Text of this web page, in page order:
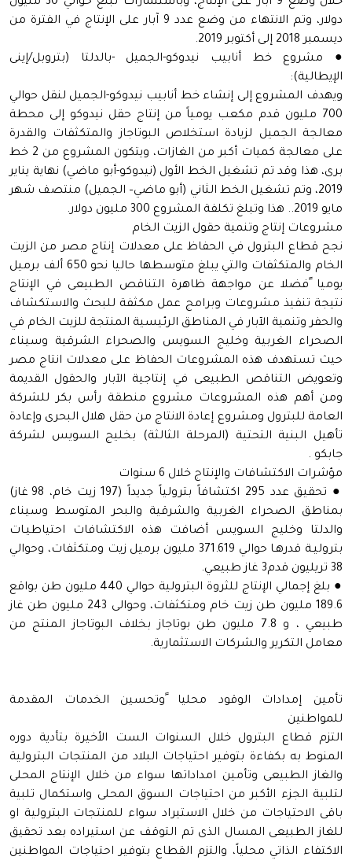
دولار، وتم الانتهاء من وضع عدد 9 آبار على الإنتاج في الفترة من
ديسمبر 2018 إلى أكتوبر 2019.
● مشروع خط أنابيب نيدوكو-الجميل -بالدلتا (بتروبل/إينى
الإيطالية):
ويهدف المشروع إلى إنشاء خط أنابيب نيدوكو-الجميل لنقل حوالي
700 مليون قدم مكعب يومياً من إنتاج حقل نيدوكو إلى محطة
معالجة الجميل لزيادة استخلاص البوتاجاز والمتكثفات والقدرة
على معالجة كميات أكبر من الغازات، ويتكون المشروع من 2 خط
برى، هذا وقد تم تشغيل الخط الأول (نيدوكو-أبو ماضي) نهاية يناير
2019، وتم تشغيل الخط الثاني (أبو ماضي– الجميل) منتصف شهر
مايو 2019.. هذا وتبلغ تكلفة المشروع 300 مليون دولار.
مشروعات إنتاج وتنمية حقول الزيت الخام
نجح قطاع البترول في الحفاظ على معدلات إنتاج مصر من الزيت
الخام والمتكثفات والتي يبلغ متوسطها حاليا نحو 650 ألف برميل
يوميا ًفضلا عن مواجهة ظاهرة التناقص الطبيعى في الإنتاج
نتيجة تنفيذ مشروعات وبرامج عمل مكثفة للبحث والاستكشاف
والحفر وتنمية الآبار في المناطق الرئيسية المنتجة للزيت الخام في
الصحراء الغربية وخليج السويس والصحراء الشرقية وسيناء
حيث تستهدف هذه المشروعات الحفاظ على معدلات انتاج مصر
وتعويض التناقص الطبيعى في إنتاجية الآبار والحقول القديمة
ومن أهم هذه المشروعات مشروع منطقة رأس بكر للشركة
العامة للبترول ومشروع إعادة الانتاج من حقل هلال البحرى وإعادة
تأهيل البنية التحتية (المرحلة الثالثة) بخليج السويس لشركة
جابكو .
مؤشرات الاكتشافات والإنتاج خلال 6 سنوات
● تحقيق عدد 295 اكتشافاً بترولياً جديداً (197 زيت خام، 98 غاز)
بمناطق الصحراء الغربية والشرقية والبحر المتوسط وسيناء
والدلتا وخليج السويس أضافت هذه الاكتشافات احتياطيـات
بتروليـة قدرهـا حوالي 371.619 مليون برميل زيت ومتكثفات، وحوالي
38 تريليون قدم3 غاز طبيعي.
● بلغ إجمالي الإنتاج للثروة البترولية حوالي 440 مليون طن بواقع
189.6 مليون طن زيت خام ومتكثفات، وحوالى 243 مليون طن غاز
طبيعي ، و 7.8 مليون طن بوتاجاز بخلاف البوتاجاز المنتج من
معامل التكرير والشركات الاستثمارية.
تأمين إمدادات الوقود محليا ًوتحسين الخدمات المقدمة
للمواطنين
التزم قطاع البترول خلال السنوات الست الأخيرة بتأدية دوره
المنوط به بكفاءة بتوفير احتياجات البلاد من المنتجات البترولية
والغاز الطبيعى وتأمين امداداتها سواء من خلال الإنتاج المحلى
لتلبية الجزء الأكبر من احتياجات السوق المحلى واستكمال تلبية
باقى الاحتياجات من خلال الاستيراد سواء للمنتجات البترولية او
للغاز الطبيعى المسال الذى تم التوقف عن استيراده بعد تحقيق
الاكتفاء الذاتي محلياً، والتزم القطاع بتوفير احتياجات المواطنين